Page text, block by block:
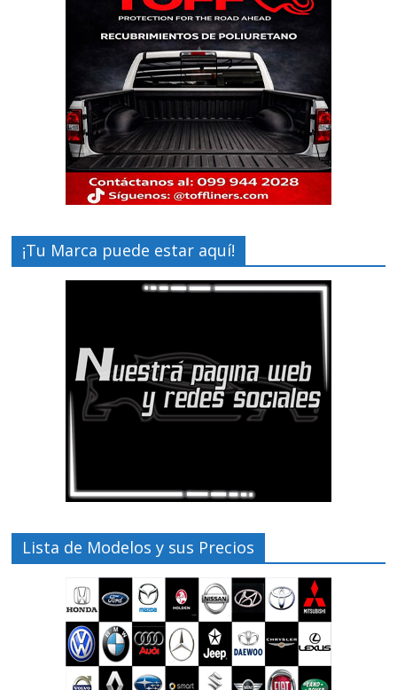
¡Tu Marca puede estar aquí!
Lista de Modelos y sus Precios